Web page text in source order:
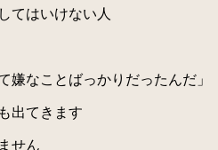
てはいけない人
なことばっかりだったんだ」
出てきます
せん